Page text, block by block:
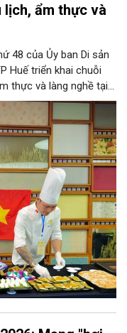
lịch, ẩm thực và
48 của Ủy ban Di sản
Huế triển khai chuỗi
thực và làng nghề tại